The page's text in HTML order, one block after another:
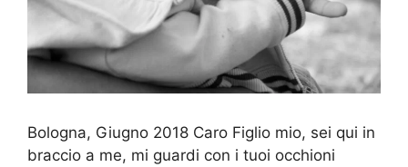
Bologna, Giugno 2018 Caro Figlio mio, sei qui in
braccio a me, mi guardi con i tuoi occhioni